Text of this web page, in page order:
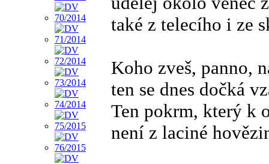
také z telecího i ze
Koho zveš, panno,
ten se dnes dočká
Ten pokrm, který k
není z laciné